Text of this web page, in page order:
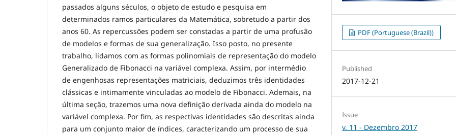
passados alguns séculos, o objeto de estudo e pesquisa em
determinados ramos particulares da Matemática, sobretudo a partir dos
anos 60. As repercussões podem ser constadas a partir de uma profusão
de modelos e formas de sua generalização. Isso posto, no presente
trabalho, lidamos com as formas polinomiais de representação do modelo
Generalizado de Fibonacci na variável complexa. Assim, por intermédio
de engenhosas representações matriciais, deduzimos três identidades
clássicas e intimamente vinculadas ao modelo de Fibonacci. Ademais, na
última seção, trazemos uma nova definição derivada ainda do modelo na
variável complexa. Por fim, as respectivas identidades são descritas ainda
para um conjunto maior de índices, caracterizando um processo de sua
PDF (Portuguese (Brazil))
Published
2017-12-21
Issue
v. 11 - Dezembro 2017